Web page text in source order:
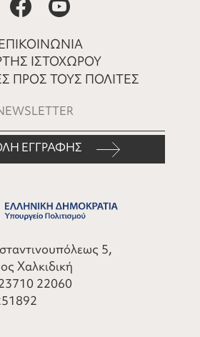
ΙΣΤΟΧΩΡΟΥ
ΠΡΟΣ ΤΟΥΣ ΠΟΛΙΤΕΣ
ΕΓΓΡΑΦΗΣ
5,
Χαλκιδική
22060